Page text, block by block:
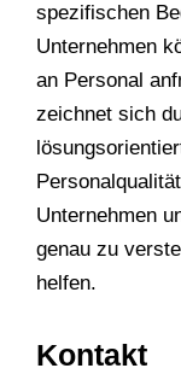
spezifischen
Unternehmen
an Personal
zeichnet sich
Unternehmen
genau zu
helfen.
Kontakt